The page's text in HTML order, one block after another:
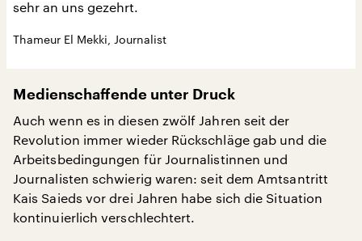
sehr an uns gezehrt.
Thameur El Mekki, Journalist
Medienschaffende unter Druck
Auch wenn es in diesen zwölf Jahren seit der
Revolution immer wieder Rückschläge gab und die
Arbeitsbedingungen für Journalistinnen und
Journalisten schwierig waren: seit dem Amtsantritt
Kais Saieds vor drei Jahren habe sich die Situation
kontinuierlich verschlechtert.